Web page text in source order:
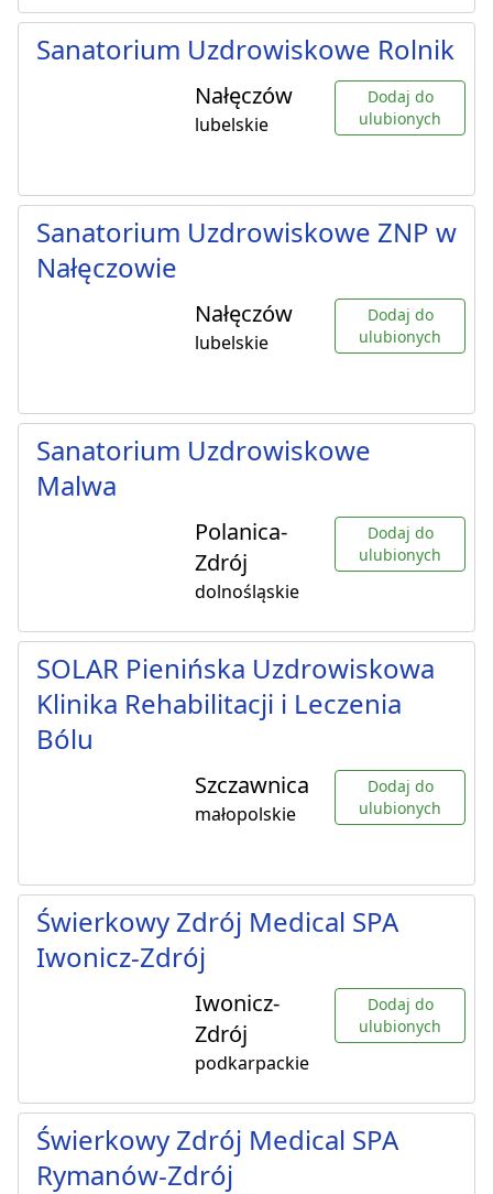
Sanatorium Uzdrowiskowe Rolnik
Nałęczów
lubelskie
Dodaj do
ulubionych
Sanatorium Uzdrowiskowe ZNP w
Nałęczowie
Nałęczów
lubelskie
Dodaj do
ulubionych
Sanatorium Uzdrowiskowe
Malwa
Polanica-
Zdrój
dolnośląskie
Dodaj do
ulubionych
SOLAR Pienińska Uzdrowiskowa
Klinika Rehabilitacji i Leczenia
Bólu
Szczawnica
małopolskie
Dodaj do
ulubionych
Świerkowy Zdrój Medical SPA
Iwonicz-Zdrój
Iwonicz-
Zdrój
podkarpackie
Dodaj do
ulubionych
Świerkowy Zdrój Medical SPA
Rymanów-Zdrój